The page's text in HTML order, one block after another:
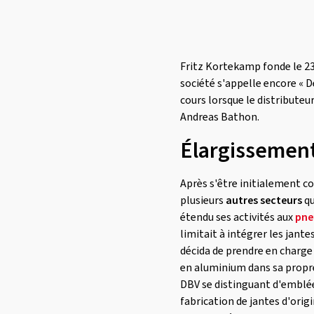
Fritz Kortekamp fonde le
société s'appelle encore «
cours lorsque le
Andreas Bathon.
Après s'être initialement
plusieurs autres secteurs
étendu ses activités aux
limitait à intégrer les
décida de prendre en
en aluminium dans sa
DBV se distinguant
fabrication de jantes